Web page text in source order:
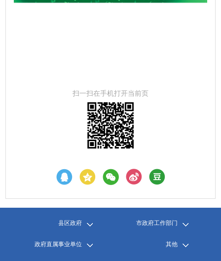
扫一扫在手机打开当前页
县区政府 市政府工作部门
政府直属事业单位 其他